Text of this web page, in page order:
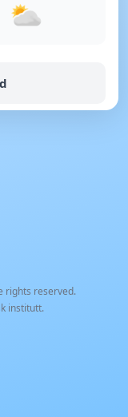
rights reserved.
institutt.